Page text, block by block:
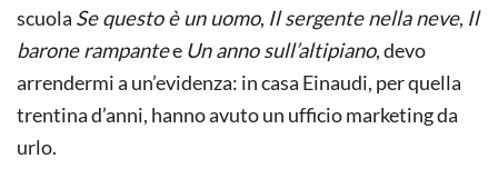
scuola Se questo è un uomo, Il sergente nella neve, Il
barone rampantee Un anno sull’altipiano, devo
arrendermi a un’evidenza: in casa Einaudi, per quella
trentina d’anni, hanno avuto un ufficio marketing da
urlo.